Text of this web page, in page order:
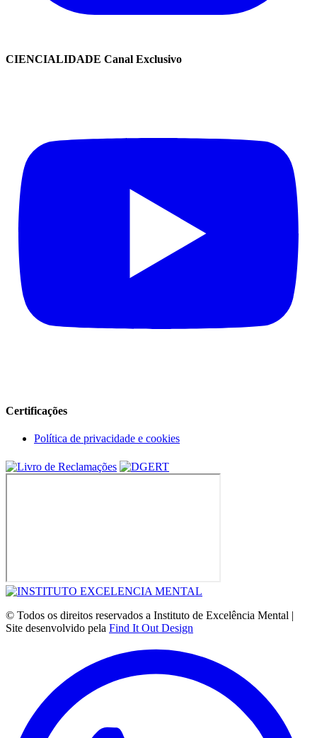
CIENCIALIDADE Canal Exclusivo
Certificações
Política de privacidade e cookies
© Todos os direitos reservados a Instituto de Excelência Mental |
Site desenvolvido pela Find It Out Design